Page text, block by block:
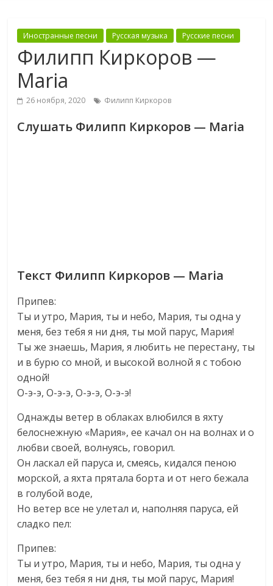
Иностранные песни Русская музыка Русские песни
Филипп Киркоров —
Maria
26 ноября, 2020 Филипп Киркоров
Слушать Филипп Киркоров — Maria
Текст Филипп Киркоров — Maria
Припев:
Ты и утро, Мария, ты и небо, Мария, ты одна у
меня, без тебя я ни дня, ты мой парус, Мария!
Ты же знаешь, Мария, я любить не перестану, ты
и в бурю со мной, и высокой волной я с тобою
одной!
О-э-э, О-э-э, О-э-э, О-э-э!
Однажды ветер в облаках влюбился в яхту
белоснежную «Мария», ее качал он на волнах и о
любви своей, волнуясь, говорил.
Он ласкал ей паруса и, смеясь, кидался пеною
морской, а яхта прятала борта и от него бежала
в голубой воде,
Но ветер все не улетал и, наполняя паруса, ей
сладко пел:
Припев:
Ты и утро, Мария, ты и небо, Мария, ты одна у
меня, без тебя я ни дня, ты мой парус, Мария!